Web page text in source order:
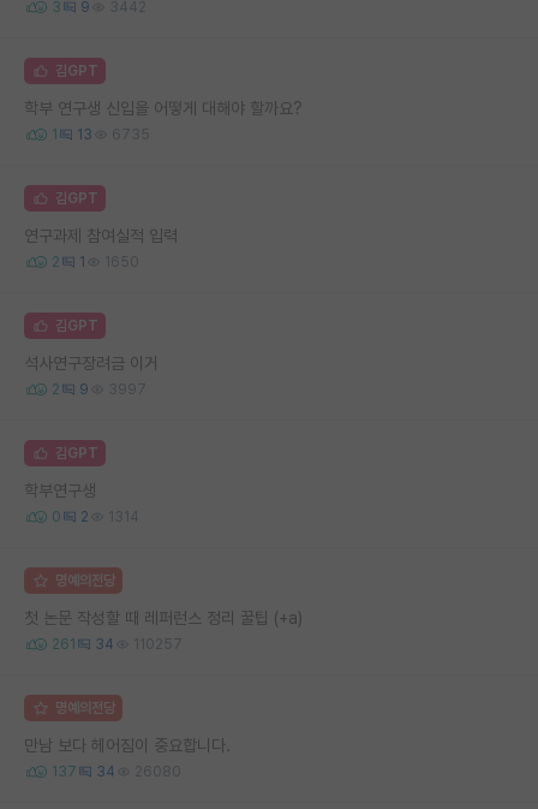
3 9 3442
김GPT
학부 연구생 신입을 어떻게 대해야 할까요?
1 13 6735
김GPT
연구과제 참여실적 입력
2 1 1650
김GPT
석사연구장려금 이거
2 9 3997
김GPT
학부연구생
0 2 1314
명예의전당
첫 논문 작성할 때 레퍼런스 정리 꿀팁 (+a)
261 34 110257
명예의전당
만남 보다 헤어짐이 중요합니다.
137 34 26080